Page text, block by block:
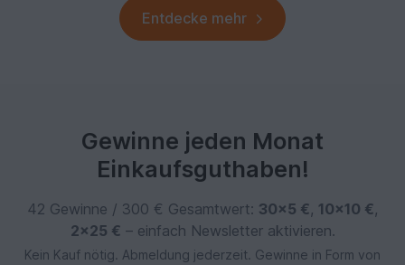
Entdecke mehr
Gewinne jeden Monat
Einkaufsguthaben!
42 Gewinne / 300 € Gesamtwert: 30×5 €, 10×10 €,
2×25 € – einfach Newsletter aktivieren.
Kein Kauf nötig. Abmeldung jederzeit. Gewinne in Form von